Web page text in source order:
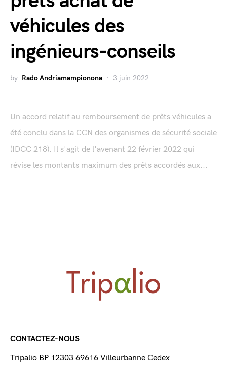
véhicules des
ingénieurs-conseils
by Rado Andriamampionona 3 juin 2022
Un accord relatif au remboursement de prêts véhicules a
été conclu dans la CCN des organismes de sécurité sociale
(IDCC 218). Il s'agit de l'avenant 22 février 2022 qui
révise les montants maximum des prêts accordés aux...
CONTACTEZ-NOUS
Tripalio BP 12303 69616 Villeurbanne Cedex